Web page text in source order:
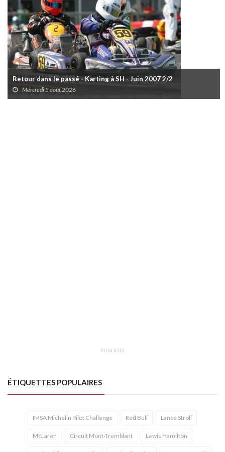
Retour dans le passé - Karting à SH - Juin 2007 2/2
Mercredi 5 août 2026
PUBLICITÉ
ÉTIQUETTES POPULAIRES
IMSA Michelin Pilot Challenge Red Bull Lance Stroll
McLaren Circuit Mont-Tremblant Lewis Hamilton